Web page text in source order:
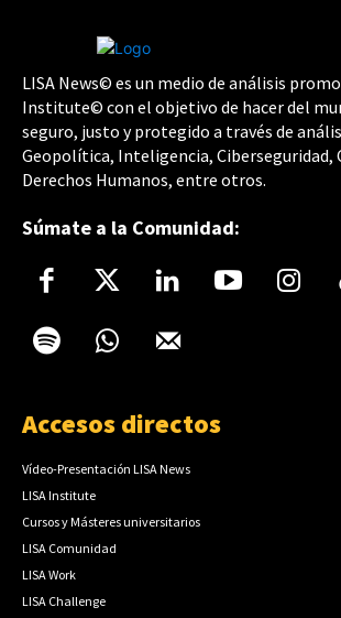
LISA News© es un medio de análisis
Institute© con el objetivo de hacer del
seguro, justo y protegido a través de
Geopolítica, Inteligencia, Ciberseguridad,
Derechos Humanos, entre otros.
Súmate a la Comunidad:
Accesos directos
Vídeo-Presentación LISA News
LISA Institute
Cursos y Másteres universitarios
LISA Comunidad
LISA Work
LISA Challenge